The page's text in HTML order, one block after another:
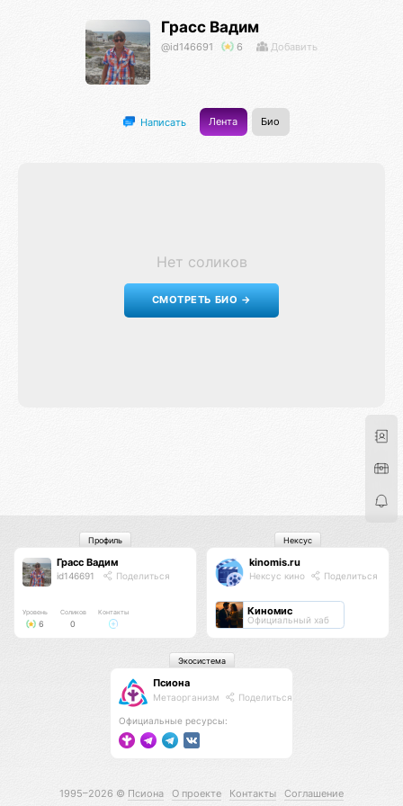
Грасс Вадим
@id146691 6 Добавить
Написать Лента Био
Нет соликов
СМОТРЕТЬ БИО →
Грасс Вадим
id146691 Поделиться
Уровень
6
Соликов
0
Контакты
Профиль
kinomis.ru
Нексус кино Поделиться
Киномис
Официальный хаб
Нексус
Псиона
Метаорганизм Поделиться
Официальные ресурсы:
Экосистема
1995–2026 © Псиона О проекте Контакты Соглашение